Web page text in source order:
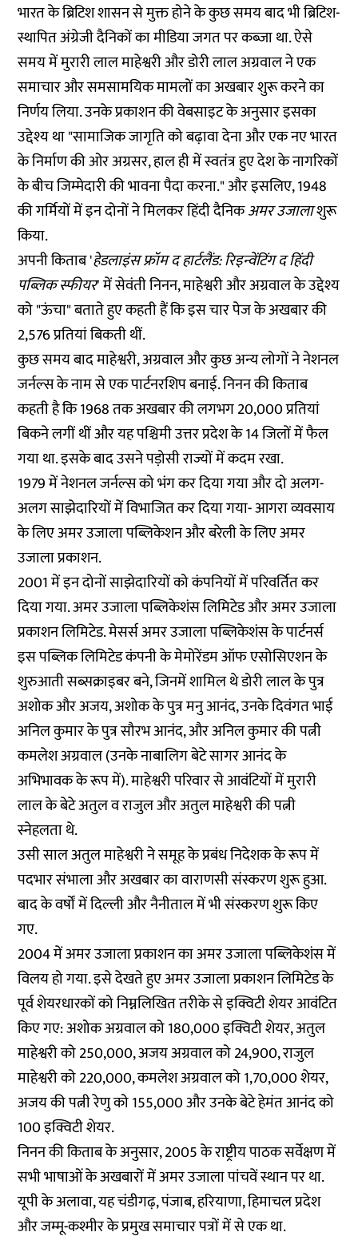
भारत के ब्रिटिश शासन से मुक्त होने के कुछ समय बाद भी ब्रिटिश-
स्थापित अंग्रेजी दैनिकों का मीडिया जगत पर कब्जा था. ऐसे
समय में मुरारी लाल माहेश्वरी और डोरी लाल अग्रवाल ने एक
समाचार और समसामयिक मामलों का अखबार शुरू करने का
निर्णय लिया. उनके प्रकाशन की वेबसाइट के अनुसार इसका
उद्देश्य था "सामाजिक जागृति को बढ़ावा देना और एक नए भारत
के निर्माण की ओर अग्रसर, हाल ही में स्वतंत्र हुए देश के नागरिकों
के बीच जिम्मेदारी की भावना पैदा करना." और इसलिए, 1948
की गर्मियों में इन दोनों ने मिलकर हिंदी दैनिकअमर उजालाशुरू
किया.
अपनी किताब 'हेडलाइंस फ्रॉम द हार्टलैंड: रिइन्वेंटिंग द हिंदी
पब्लिक स्फीयर' में सेवंती निनन, माहेश्वरी और अग्रवाल के उद्देश्य
को "ऊंचा" बताते हुए कहती हैं कि इस चार पेज के अखबार की
2,576 प्रतियां बिकती थीं.
कुछ समय बाद माहेश्वरी, अग्रवाल और कुछ अन्य लोगों ने नेशनल
जर्नल्स के नाम से एक पार्टनरशिप बनाई. निनन की किताब
कहती है कि 1968 तक अखबार की लगभग 20,000 प्रतियां
बिकने लगीं थीं और यह पश्चिमी उत्तर प्रदेश के 14 जिलों में फैल
गया था. इसके बाद उसने पड़ोसी राज्यों में कदम रखा.
1979 में नेशनल जर्नल्स को भंग कर दिया गया और दो अलग-
अलग साझेदारियों में विभाजित कर दिया गया- आगरा व्यवसाय
के लिए अमर उजाला पब्लिकेशन और बरेली के लिए अमर
उजाला प्रकाशन.
2001 में इन दोनों साझेदारियों को कंपनियों में परिवर्तित कर
दिया गया. अमर उजाला पब्लिकेशंस लिमिटेड और अमर उजाला
प्रकाशन लिमिटेड. मेसर्स अमर उजाला पब्लिकेशंस के पार्टनर्स
इस पब्लिक लिमिटेड कंपनी के मेमोरेंडम ऑफ एसोसिएशन के
शुरुआती सब्सक्राइबर बने, जिनमें शामिल थे डोरी लाल के पुत्र
अशोक और अजय, अशोक के पुत्र मनु आनंद, उनके दिवंगत भाई
अनिल कुमार के पुत्र सौरभ आनंद, और अनिल कुमार की पत्नी
कमलेश अग्रवाल (उनके नाबालिग बेटे सागर आनंद के
अभिभावक के रूप में). माहेश्वरी परिवार से आवंटियों में मुरारी
लाल के बेटे अतुल व राजुल और अतुल माहेश्वरी की पत्नी
स्नेहलता थे.
उसी साल अतुल माहेश्वरी ने समूह के प्रबंध निदेशक के रूप में
पदभार संभाला और अखबार का वाराणसी संस्करण शुरू हुआ.
बाद के वर्षों में दिल्ली और नैनीताल में भी संस्करण शुरू किए
गए.
2004 में अमर उजाला प्रकाशन का अमर उजाला पब्लिकेशंस में
विलय हो गया. इसे देखते हुए अमर उजाला प्रकाशन लिमिटेड के
पूर्व शेयरधारकों को निम्नलिखित तरीके से इक्विटी शेयर आवंटित
किए गए: अशोक अग्रवाल को 180,000 इक्विटी शेयर, अतुल
माहेश्वरी को 250,000, अजय अग्रवाल को 24,900, राजुल
माहेश्वरी को 220,000, कमलेश अग्रवाल को 1,70,000 शेयर,
अजय की पत्नी रेणु को 155,000 और उनके बेटे हेमंत आनंद को
100 इक्विटी शेयर.
निनन की किताब के अनुसार, 2005 के राष्ट्रीय पाठक सर्वेक्षण में
सभी भाषाओं के अखबारों में अमर उजाला पांचवें स्थान पर था.
यूपी के अलावा, यह चंडीगढ़, पंजाब, हरियाणा, हिमाचल प्रदेश
और जम्मू-कश्मीर के प्रमुख समाचार पत्रों में से एक था.